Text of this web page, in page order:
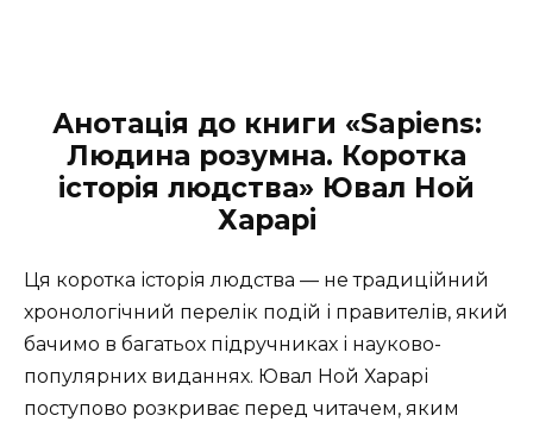
Анотація до книги «Sapiens:
Людина розумна. Коротка
історія людства» Ювал Ной
Харарі
Ця коротка історія людства — не традиційний
хронологічний перелік подій і правителів, який
бачимо в багатьох підручниках і науково-
популярних виданнях. Ювал Ной Харарі
поступово розкриває перед читачем, яким